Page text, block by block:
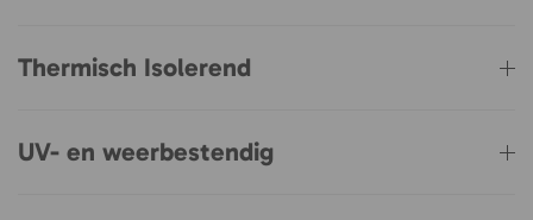
Thermisch Isolerend
UV- en weerbestendig